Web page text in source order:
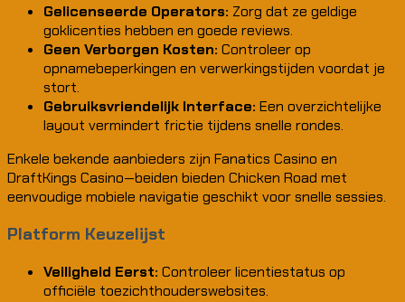
Gelicenseerde Operators: Zorg dat ze geldige
goklicenties hebben en goede reviews.
Geen Verborgen Kosten: Controleer op
opnamebeperkingen en verwerkingstijden voordat je
stort.
Gebruiksvriendelijk Interface: Een overzichtelijke
layout vermindert frictie tijdens snelle rondes.
Enkele bekende aanbieders zijn Fanatics Casino en
DraftKings Casino—beiden bieden Chicken Road met
eenvoudige mobiele navigatie geschikt voor snelle sessies.
Platform Keuzelijst
Veiligheid Eerst: Controleer licentiestatus op
officiële toezichthouderswebsites.